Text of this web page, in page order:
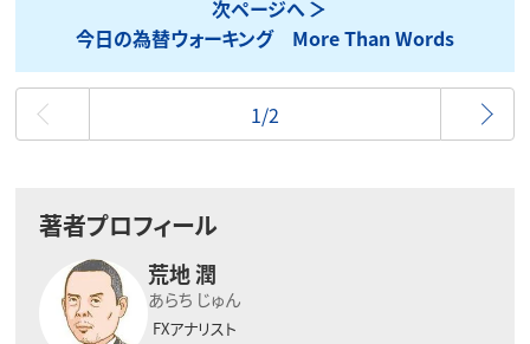
次ページへ
今日の為替ウォーキング More Than Words
最初
1/2
著者プロフィール
荒地 潤
あらち じゅん
FXアナリスト